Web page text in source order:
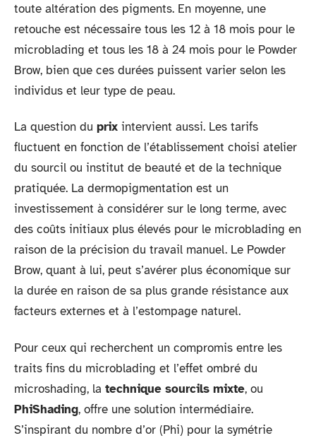
toute altération des pigments. En moyenne, une
retouche est nécessaire tous les 12 à 18 mois pour le
microblading et tous les 18 à 24 mois pour le Powder
Brow, bien que ces durées puissent varier selon les
individus et leur type de peau.
La question du prix intervient aussi. Les tarifs
fluctuent en fonction de l’établissement choisi atelier
du sourcil ou institut de beauté et de la technique
pratiquée. La dermopigmentation est un
investissement à considérer sur le long terme, avec
des coûts initiaux plus élevés pour le microblading en
raison de la précision du travail manuel. Le Powder
Brow, quant à lui, peut s’avérer plus économique sur
la durée en raison de sa plus grande résistance aux
facteurs externes et à l’estompage naturel.
Pour ceux qui recherchent un compromis entre les
traits fins du microblading et l’effet ombré du
microshading, la technique sourcils mixte, ou
PhiShading, offre une solution intermédiaire.
S’inspirant du nombre d’or (Phi) pour la symétrie